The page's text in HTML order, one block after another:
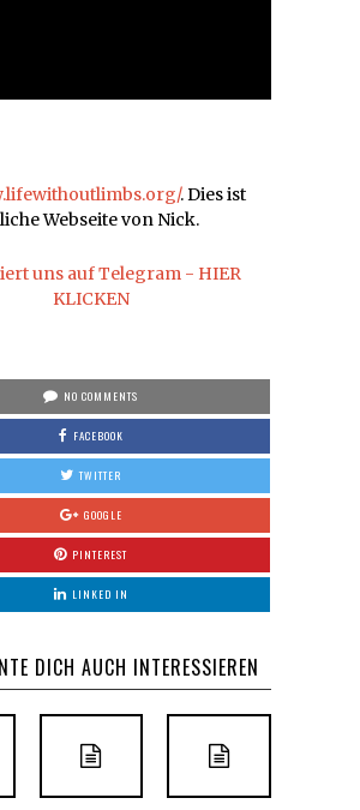
. Dies ist
Webseite von Nick.
uns auf Telegram - HIER
KLICKEN
NO COMMENTS
FACEBOOK
TWITTER
GOOGLE
PINTEREST
LINKED IN
DICH AUCH INTERESSIEREN